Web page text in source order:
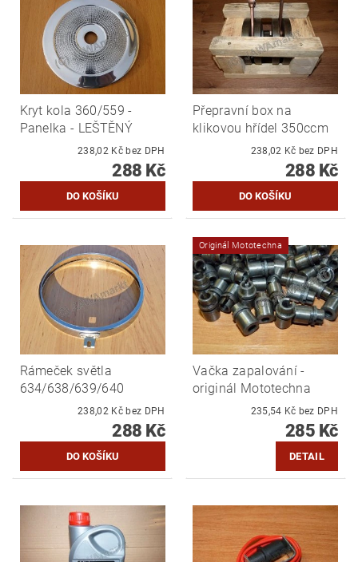
Kryt kola 360/559 -
Panelka - LEŠTĚNÝ
238,02 Kč bez DPH
288 Kč
Přepravní box na
klikovou hřídel 350ccm
238,02 Kč bez DPH
288 Kč
Rámeček světla
634/638/639/640
238,02 Kč bez DPH
288 Kč
Originál Mototechna
Vačka zapalování -
originál Mototechna
235,54 Kč bez DPH
285 Kč
DETAIL